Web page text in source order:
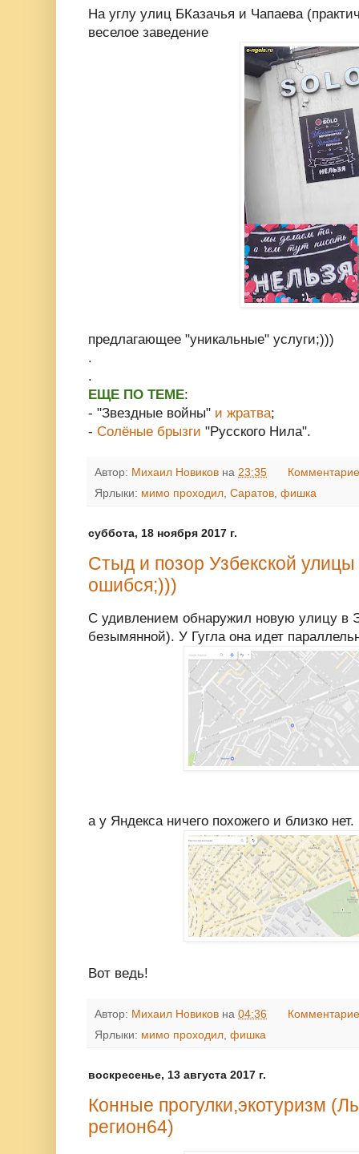
На углу улиц БКазачья и Чапаева
веселое заведение
предлагающее "уникальные" услуги;)))
.
.
ЕЩЕ ПО ТЕМЕ:
- "Звездные войны" и жратва;
- Солёные брызги "Русского Нила".
Автор: Михаил Новиков на 23:35
Ярлыки: мимо проходил, Саратов, фишка
суббота, 18 ноября 2017 г.
Стыд и позор Узбекской улицы
ошибся;)))
С удивлением обнаружил новую улицу в
безымянной). У Гугла она идет
а у Яндекса ничего похожего и близко нет.
Вот ведь!
Автор: Михаил Новиков на 04:36
Ярлыки: мимо проходил, фишка
воскресенье, 13 августа 2017 г.
Конные прогулки,экотуризм
регион64)